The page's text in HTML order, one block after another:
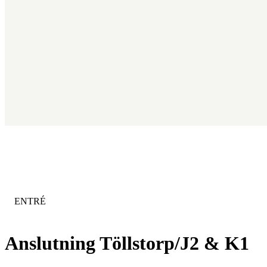
Anslutning Töllstorp/J2 & K1
KATEGORI
ENTRÉ